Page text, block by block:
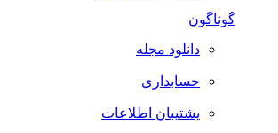
گوناگون
دانلود مجله
حسابداری
پشتیبان اطلاعات